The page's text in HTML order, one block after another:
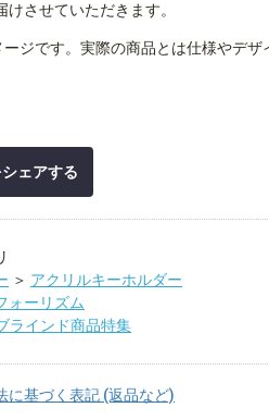
けさせていただきます。
ジです。実際の商品とは仕様やデザ
ェアする
＞ アクリルキーホルダー
ォーリズム
ラインド商品特集
に基づく表記 (返品など)